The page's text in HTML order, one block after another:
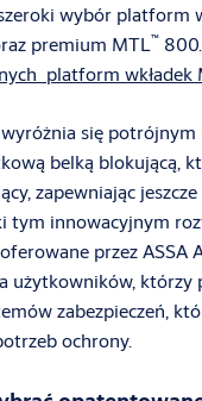
wybór platform
premium MTL™ 800.
platform wkładek
wyróżnia się potrójnym
belką blokującą,
zapewniając
tym innowacyjnym
przez ASSA
użytkowników, którzy
zabezpieczeń,
ochrony.